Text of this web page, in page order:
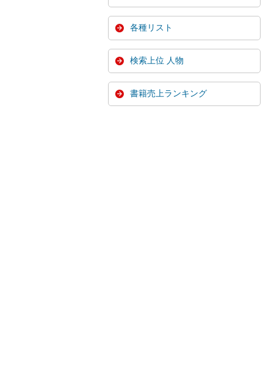
各種リスト
検索上位 人物
書籍売上ランキング